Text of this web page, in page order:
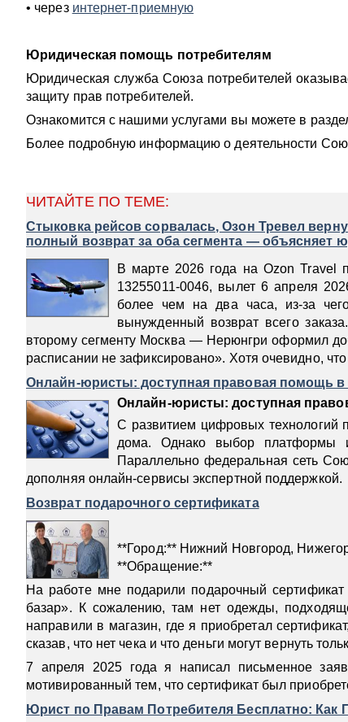
• через интернет-приемную
Юридическая помощь потребителям
Юридическая служба Союза потребителей
защиту прав потребителей.
Ознакомится с нашими услугами вы можете в
Более подробную информацию о деятельности
ЧИТАЙТЕ ПО ТЕМЕ:
Стыковка рейсов сорвалась, Озон Тревел
полный возврат за оба сегмента — объясняет
В марте 2026 года на Ozon Travel
13255011-0046, вылет 6 апреля
более чем на два часа, из-за
вынужденный возврат всего
второму сегменту Москва — Нерюнгри оформил
расписании не зафиксировано». Хотя очевидно,
Онлайн-юристы: доступная правовая помощь
Онлайн-юристы: доступная
С развитием цифровых технологий
дома. Однако выбор платформы и
Параллельно федеральная сеть
дополняя онлайн-сервисы экспертной поддержкой.
Возврат подарочного сертификата
**Город:** Нижний Новгород,
**Обращение:**
На работе мне подарили подарочный
базар». К сожалению, там нет одежды,
направили в магазин, где я приобретал
сказав, что нет чека и что деньги могут вернуть
7 апреля 2025 года я написал письменное
мотивированный тем, что сертификат был
Юрист по Правам Потребителя Бесплатно: